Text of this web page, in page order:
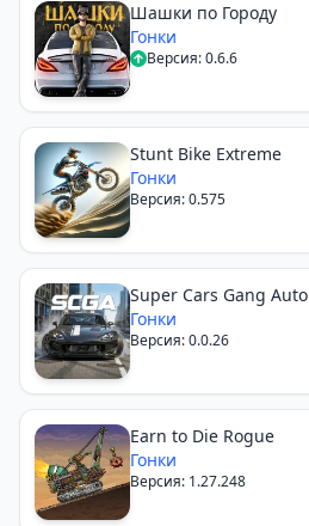
Шашки по Городу
Гонки
Версия: 0.6.6
Stunt Bike Extreme
Гонки
Версия: 0.575
Super Cars Gang Auto
Гонки
Версия: 0.0.26
Earn to Die Rogue
Гонки
Версия: 1.27.248